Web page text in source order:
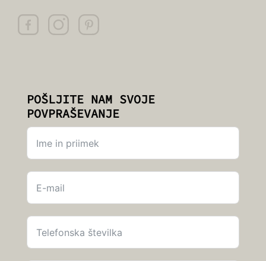
POŠLJITE NAM SVOJE
POVPRAŠEVANJE